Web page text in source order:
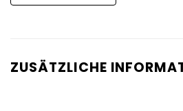
ZUSÄTZLICHE